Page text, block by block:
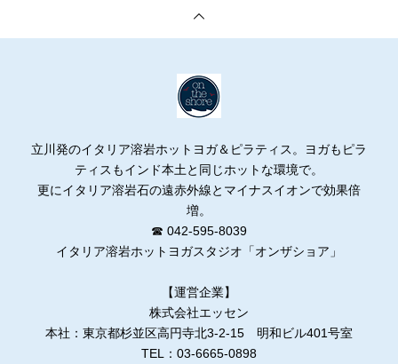
立川発のイタリア溶岩ホットヨガ＆ピラティス。ヨガもピラ
ティスもインド本土と同じホットな環境で。
更にイタリア溶岩石の遠赤外線とマイナスイオンで効果倍
増。
☎ 042-595-8039
イタリア溶岩ホットヨガスタジオ「オンザショア」
【運営企業】
株式会社エッセン
本社：東京都杉並区高円寺北3-2-15 明和ビル401号室
TEL：03-6665-0898